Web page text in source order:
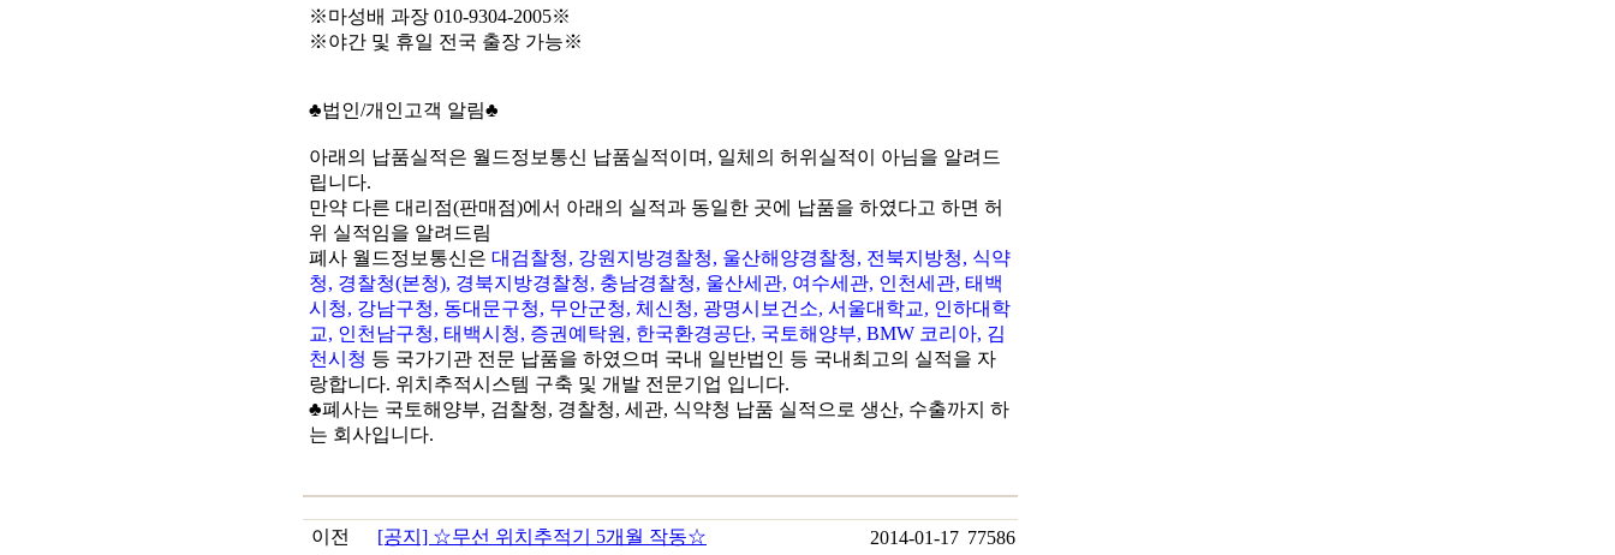
※마성배 과장 010-9304-2005※
※야간 및 휴일 전국 출장 가능※
♣법인/개인고객 알림♣
아래의 납품실적은 월드정보통신 납품실적이며, 일체의 허위실적이 아님을 알려드
립니다.
만약 다른 대리점(판매점)에서 아래의 실적과 동일한 곳에 납품을 하였다고 하면 허
위 실적임을 알려드림
폐사 월드정보통신은 대검찰청, 강원지방경찰청, 울산해양경찰청, 전북지방청, 식약
청, 경찰청(본청), 경북지방경찰청, 충남경찰청, 울산세관, 여수세관, 인천세관, 태백
시청, 강남구청, 동대문구청, 무안군청, 체신청, 광명시보건소, 서울대학교, 인하대학
교, 인천남구청, 태백시청, 증권예탁원, 한국환경공단, 국토해양부, BMW 코리아, 김
천시청 등 국가기관 전문 납품을 하였으며 국내 일반법인 등 국내최고의 실적을 자
랑합니다. 위치추적시스템 구축 및 개발 전문기업 입니다.
♣폐사는 국토해양부, 검찰청, 경찰청, 세관, 식약청 납품 실적으로 생산, 수출까지 하
는 회사입니다.
이전 [공지] ☆무선 위치추적기 5개월 작동☆ 2014-01-17 77586